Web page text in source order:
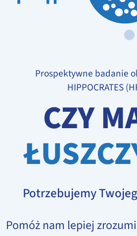
Prospektywne badanie
HIPPOCRATES
CZY
Potrzebujemy
Pomóż nam lepiej